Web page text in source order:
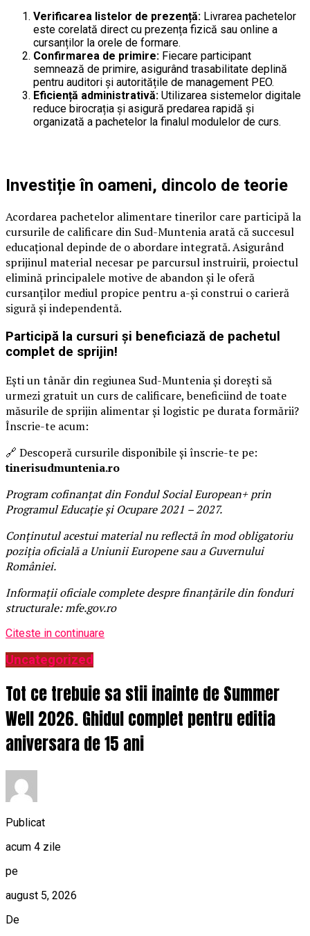
Verificarea listelor de prezență: Livrarea pachetelor
este corelată direct cu prezența fizică sau online a
cursanților la orele de formare.
Confirmarea de primire: Fiecare participant
semnează de primire, asigurând trasabilitate deplină
pentru auditori și autoritățile de management PEO.
Eficiență administrativă: Utilizarea sistemelor digitale
reduce birocrația și asigură predarea rapidă și
organizată a pachetelor la finalul modulelor de curs.
Investiție în oameni, dincolo de teorie
Acordarea pachetelor alimentare tinerilor care participă la
cursurile de calificare din Sud-Muntenia arată că succesul
educațional depinde de o abordare integrată. Asigurând
sprijinul material necesar pe parcursul instruirii, proiectul
elimină principalele motive de abandon și le oferă
cursanților mediul propice pentru a-și construi o carieră
sigură și independentă.
Participă la cursuri și beneficiază de pachetul
complet de sprijin!
Ești un tânăr din regiunea Sud-Muntenia și dorești să
urmezi gratuit un curs de calificare, beneficiind de toate
măsurile de sprijin alimentar și logistic pe durata formării?
Înscrie-te acum:
🔗 Descoperă cursurile disponibile și înscrie-te pe:
tinerisudmuntenia.ro
Program cofinanțat din Fondul Social European+ prin
Programul Educație și Ocupare 2021 – 2027.
Conținutul acestui material nu reflectă în mod obligatoriu
poziția oficială a Uniunii Europene sau a Guvernului
României.
Informații oficiale complete despre finanțările din fonduri
structurale: mfe.gov.ro
Citeste in continuare
Uncategorized
Tot ce trebuie sa stii inainte de Summer
Well 2026. Ghidul complet pentru editia
aniversara de 15 ani
Publicat
acum 4 zile
pe
august 5, 2026
De